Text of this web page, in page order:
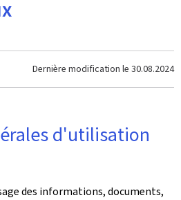
Dernière modification le 30.08.2024
d'utilisation
des informations, documents,